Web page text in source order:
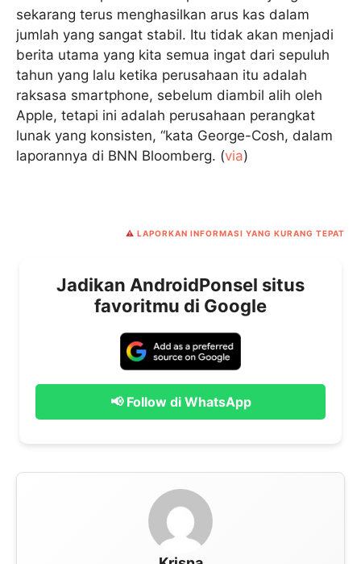
sekarang terus menghasilkan arus kas dalam
jumlah yang sangat stabil. Itu tidak akan menjadi
berita utama yang kita semua ingat dari sepuluh
tahun yang lalu ketika perusahaan itu adalah
raksasa smartphone, sebelum diambil alih oleh
Apple, tetapi ini adalah perusahaan perangkat
lunak yang konsisten, “kata George-Cosh, dalam
laporannya di BNN Bloomberg. (via)
⚠️ LAPORKAN INFORMASI YANG KURANG TEPAT
Jadikan AndroidPonsel situs
favoritmu di Google
📢 Follow di WhatsApp